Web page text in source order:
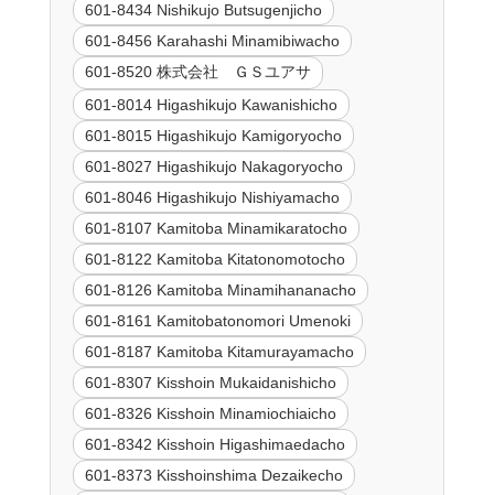
601-8434 Nishikujo Butsugenjicho
601-8456 Karahashi Minamibiwacho
601-8520 株式会社 ＧＳユアサ
601-8014 Higashikujo Kawanishicho
601-8015 Higashikujo Kamigoryocho
601-8027 Higashikujo Nakagoryocho
601-8046 Higashikujo Nishiyamacho
601-8107 Kamitoba Minamikaratocho
601-8122 Kamitoba Kitatonomotocho
601-8126 Kamitoba Minamihananacho
601-8161 Kamitobatonomori Umenoki
601-8187 Kamitoba Kitamurayamacho
601-8307 Kisshoin Mukaidanishicho
601-8326 Kisshoin Minamiochiaicho
601-8342 Kisshoin Higashimaedacho
601-8373 Kisshoinshima Dezaikecho